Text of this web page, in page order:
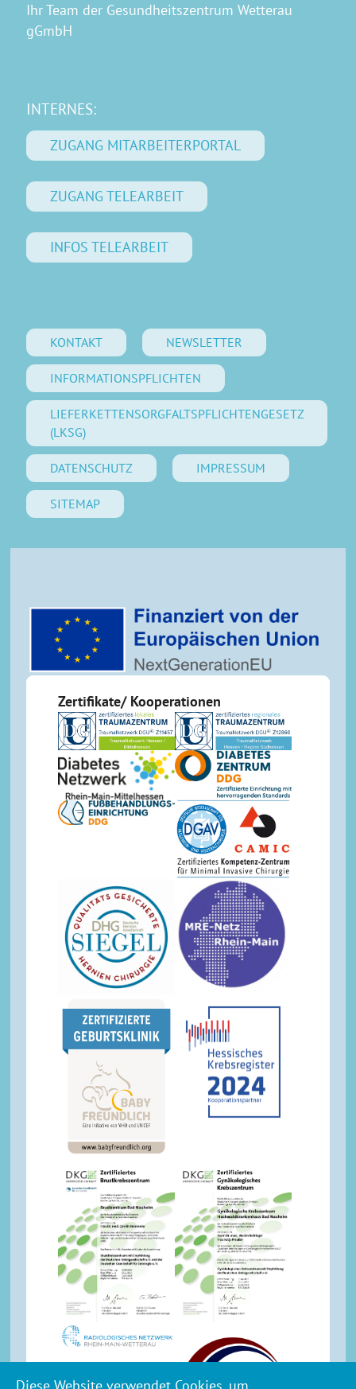
Ihr Team der Gesundheitszentrum Wetterau
gGmbH
INTERNES:
ZUGANG MITARBEITERPORTAL
ZUGANG TELEARBEIT
INFOS TELEARBEIT
KONTAKT NEWSLETTER
INFORMATIONSPFLICHTEN
LIEFERKETTENSORGFALTSPFLICHTENGESETZ
(LKSG)
DATENSCHUTZ IMPRESSUM
SITEMAP
Zertifikate/ Kooperationen